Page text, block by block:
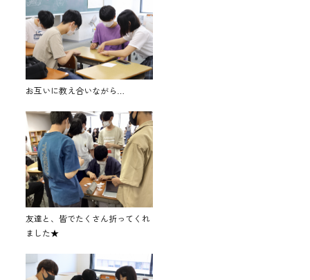
お互いに教え合いながら…
友達と、皆でたくさん折ってくれ
ました★